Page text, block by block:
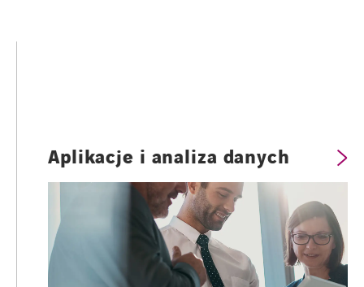
Aplikacje i analiza danych